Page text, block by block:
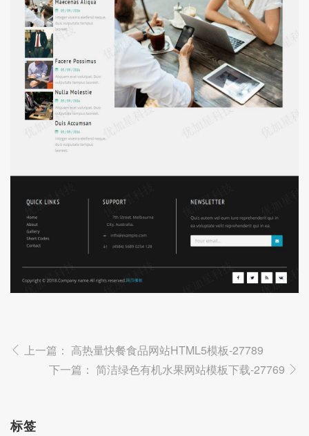
上一篇： 高热量快餐食品网站HTML5模板-27789
下一篇： 简洁绿色有机水果网站模板下载-27769
标签